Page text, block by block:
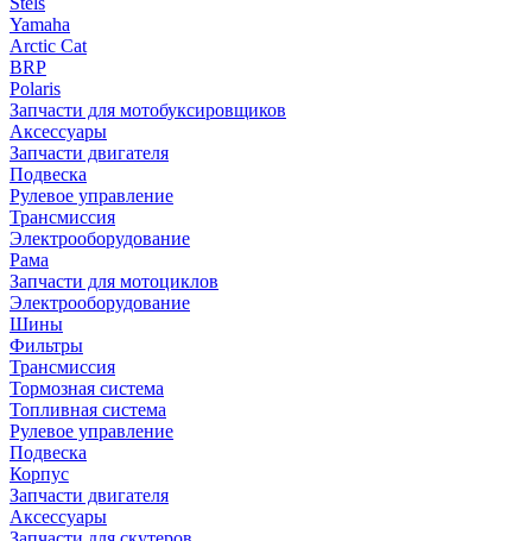
Yamaha
Arctic Cat
BRP
Polaris
Запчасти для мотобуксировщиков
Аксессуары
Запчасти двигателя
Подвеска
Рулевое управление
Трансмиссия
Электрооборудование
Рама
Запчасти для мотоциклов
Электрооборудование
Шины
Фильтры
Трансмиссия
Тормозная система
Топливная система
Рулевое управление
Подвеска
Корпус
Запчасти двигателя
Аксессуары